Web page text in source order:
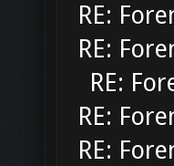
RE:
RE:
RE:
RE:
RE: